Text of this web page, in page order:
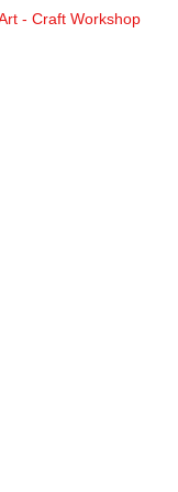
Art - Craft Workshop